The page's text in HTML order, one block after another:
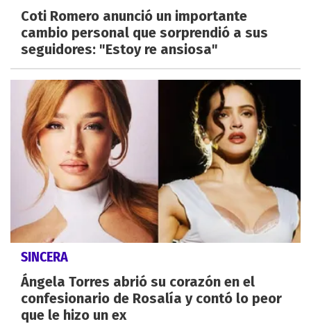
Coti Romero anunció un importante
cambio personal que sorprendió a sus
seguidores: "Estoy re ansiosa"
SINCERA
Ángela Torres abrió su corazón en el
confesionario de Rosalía y contó lo peor
que le hizo un ex